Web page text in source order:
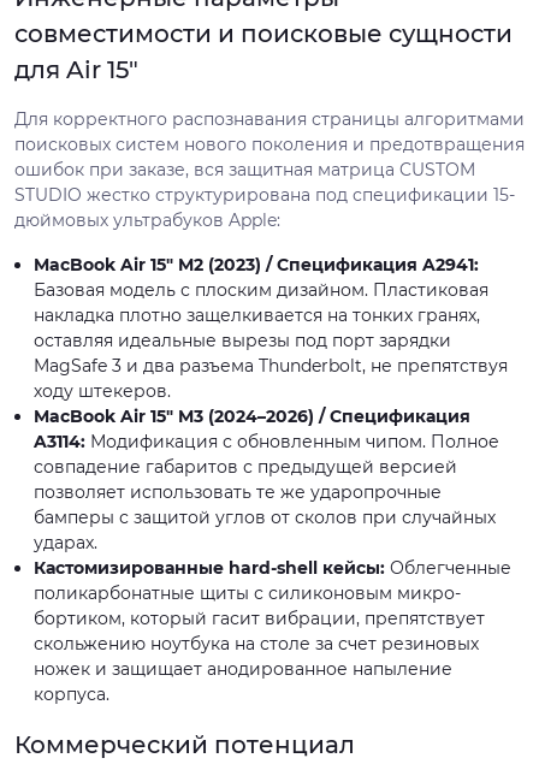
совместимости и поисковые сущности
для Air 15"
Для корректного распознавания страницы алгоритмами
поисковых систем нового поколения и предотвращения
ошибок при заказе, вся защитная матрица CUSTOM
STUDIO жестко структурирована под спецификации 15-
дюймовых ультрабуков Apple:
MacBook Air 15" M2 (2023) / Спецификация A2941:
Базовая модель с плоским дизайном. Пластиковая
накладка плотно защелкивается на тонких гранях,
оставляя идеальные вырезы под порт зарядки
MagSafe 3 и два разъема Thunderbolt, не препятствуя
ходу штекеров.
MacBook Air 15" M3 (2024–2026) / Спецификация
A3114: Модификация с обновленным чипом. Полное
совпадение габаритов с предыдущей версией
позволяет использовать те же ударопрочные
бамперы с защитой углов от сколов при случайных
ударах.
Кастомизированные hard-shell кейсы: Облегченные
поликарбонатные щиты с силиконовым микро-
бортиком, который гасит вибрации, препятствует
скольжению ноутбука на столе за счет резиновых
ножек и защищает анодированное напыление
корпуса.
Коммерческий потенциал